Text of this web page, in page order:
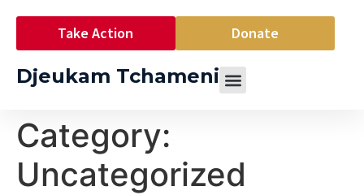
Djeukam Tchameni
Take Action Donate
Category:
Uncategorized